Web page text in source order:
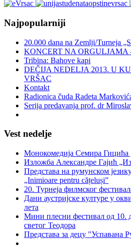
Najpopularniji
20.000 dana na Zemlji/Turneja
KONCERT NA ORGULJAMA -
Tribina: Bahove kapi
DEČIJA NEDELJA 2013. U
VRŠAC
Kontakt
Radionica čuda Radeta
Serija predavanja prof. dr
Vest nedelje
Монокомедија Семира Гицића
Изложба Александре Гајић
Представа на румунском
„Inimioare pentru cățeluși”
20. Турнеја филмског
Дани аустријске културе у
лета
Мини плесни фестивал од 10.
светог Теодора
Представа за децу "Успавана